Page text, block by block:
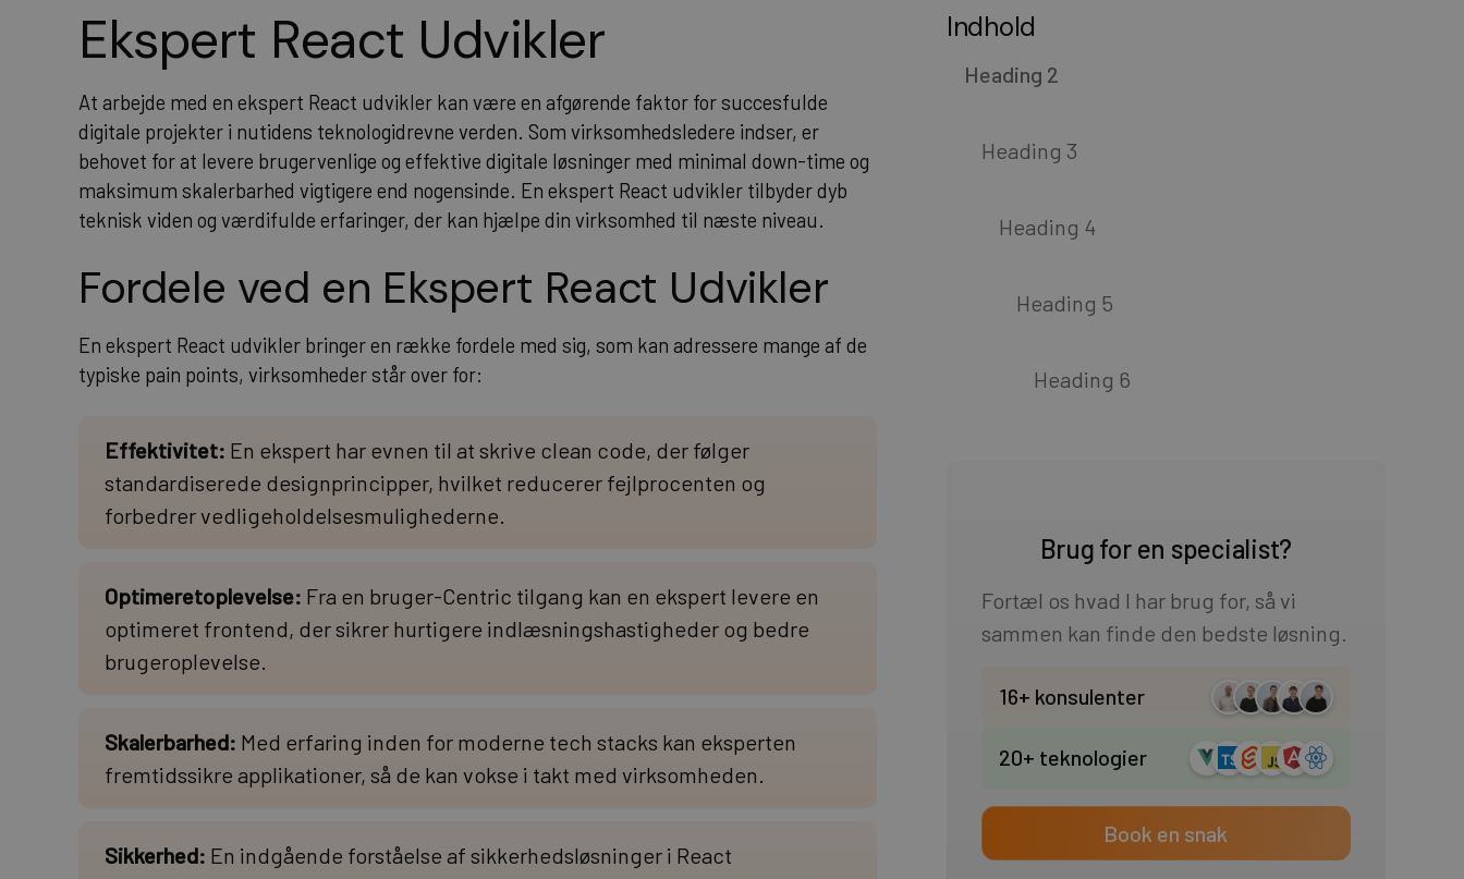
Ekspert React Udvikler
At arbejde med en ekspert React udvikler kan være en afgørende faktor for succesfulde
digitale projekter i nutidens teknologidrevne verden. Som virksomhedsledere indser, er
behovet for at levere brugervenlige og effektive digitale løsninger med minimal down-time og
maksimum skalerbarhed vigtigere end nogensinde. En ekspert React udvikler tilbyder dyb
teknisk viden og værdifulde erfaringer, der kan hjælpe din virksomhed til næste niveau.
Fordele ved en Ekspert React Udvikler
En ekspert React udvikler bringer en række fordele med sig, som kan adressere mange af de
typiske pain points, virksomheder står over for:
Effektivitet: En ekspert har evnen til at skrive clean code, der følger
standardiserede designprincipper, hvilket reducerer fejlprocenten og
forbedrer vedligeholdelsesmulighederne.
Optimeretoplevelse: Fra en bruger-Centric tilgang kan en ekspert levere en
optimeret frontend, der sikrer hurtigere indlæsningshastigheder og bedre
brugeroplevelse.
Skalerbarhed: Med erfaring inden for moderne tech stacks kan eksperten
fremtidssikre applikationer, så de kan vokse i takt med virksomheden.
Sikkerhed: En indgående forståelse af sikkerhedsløsninger i React
Indhold
Heading 2
Heading 3
Heading 4
Heading 5
Heading 6
Brug for en specialist?
Fortæl os hvad I har brug for, så vi
sammen kan finde den bedste løsning.
16+ konsulenter
20+ teknologier
Book en snak